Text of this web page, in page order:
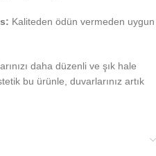
Kaliteden ödün vermeden uygun
daha düzenli ve şık hale
bu ürünle, duvarlarınız artık